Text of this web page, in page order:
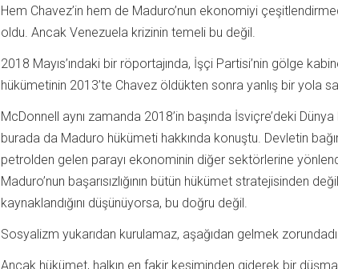
Hem Chavez’in hem de Maduro’nun ekonomiyi
oldu. Ancak Venezuela krizinin temeli bu değil.
2018 Mayıs’ındaki bir röportajında, İşçi Partisi’nin gölge
hükümetinin 2013’te Chavez öldükten sonra yanlış bir yola
McDonnell aynı zamanda 2018’in başında İsviçre’deki
burada da Maduro hükümeti hakkında konuştu. Devletin
petrolden gelen parayı ekonominin diğer sektörlerine
Maduro’nun başarısızlığının bütün hükümet stratejisinden
kaynaklandığını düşünüyorsa, bu doğru değil.
Sosyalizm yukarıdan kurulamaz, aşağıdan gelmek
Ancak hükümet, halkın en fakir kesiminden giderek bir